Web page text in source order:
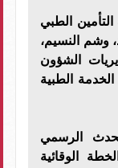
الطبي
وشم النسيم،
الشؤون
الطبية
الرسمي
الوقائية